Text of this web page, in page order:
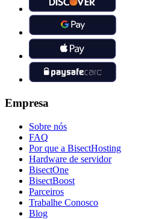
Empresa
Sobre nós
FAQ
Por que a BisectHosting
Hardware de servidor
BisectOne
BisectBoost
Parceiros
Trabalhe Conosco
Blog